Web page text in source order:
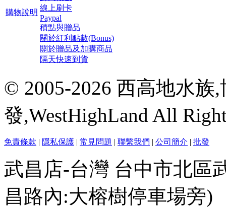
購物說明
線上刷卡
Paypal
積點與贈品
關於紅利點數(Bonus)
關於贈品及加購商品
隔天快速到貨
© 2005-2026 西高地水族
發,WestHighLand All
免責條款 | 隱私保護 | 常見問題 | 聯繫我們 | 公司簡介 | 批發
武昌店-台灣 台中市北區
昌路內:大榕樹停車場旁)